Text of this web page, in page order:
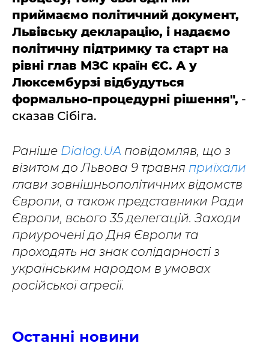
приймаємо політичний документ,
Львівську декларацію, і надаємо
політичну підтримку та старт на
рівні глав МЗС країн ЄС. А у
Люксембурзі відбудуться
формально-процедурні рішення", -
сказав Сібіга.
Раніше Dialog.UA повідомляв, що з
візитом до Львова 9 травня приїхали
глави зовнішньополітичних відомств
Європи, а також представники Ради
Європи, всього 35 делегацій. Заходи
приурочені до Дня Європи та
проходять на знак солідарності з
українським народом в умовах
російської агресії.
Останні новини